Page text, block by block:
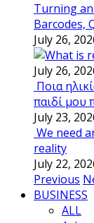
Turning
Barcodes,
July 26,
July 26,
Ποια
παιδί μου
July 23,
We need
reality
July 22,
Previous
BUSINESS
ALL